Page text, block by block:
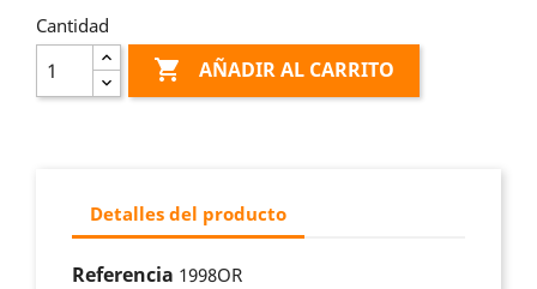
Cantidad
 AÑADIR AL CARRITO
Detalles del producto
Referencia 1998OR